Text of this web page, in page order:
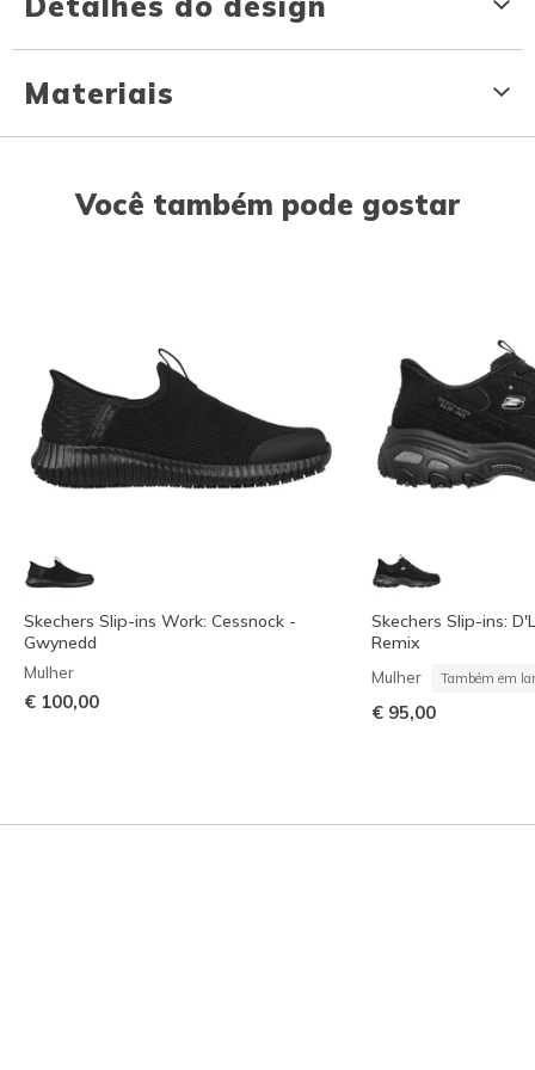
Materiais
Você também pode gostar
Skechers Slip-ins Work: Cessnock -
Gwynedd
Mulher
€ 100,00
Skechers Slip-ins:
Remix
Mulher Também em
€ 95,00